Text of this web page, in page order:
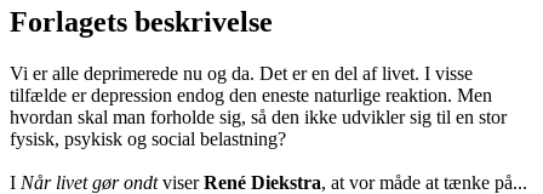
Forlagets beskrivelse
Vi er alle deprimerede nu og da. Det er en del af livet. I visse
tilfælde er depression endog den eneste naturlige reaktion. Men
hvordan skal man forholde sig, så den ikke udvikler sig til en stor
fysisk, psykisk og social belastning?
I Når livet gør ondtviserRené Diekstra, at vor måde at tænke på...